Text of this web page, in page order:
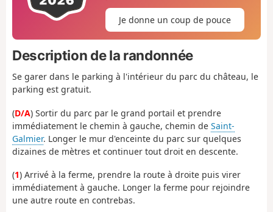
Je donne un coup de pouce
Description de la randonnée
Se garer dans le parking à l'intérieur du parc du château, le
parking est gratuit.
(D/A) Sortir du parc par le grand portail et prendre
immédiatement le chemin à gauche, chemin de Saint-
Galmier. Longer le mur d'enceinte du parc sur quelques
dizaines de mètres et continuer tout droit en descente.
(1) Arrivé à la ferme, prendre la route à droite puis virer
immédiatement à gauche. Longer la ferme pour rejoindre
une autre route en contrebas.